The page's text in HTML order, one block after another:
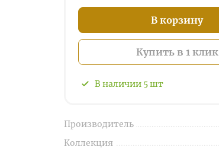
В корзину
Купить в 1 клик
В наличии 5шт
Производитель
Коллекция